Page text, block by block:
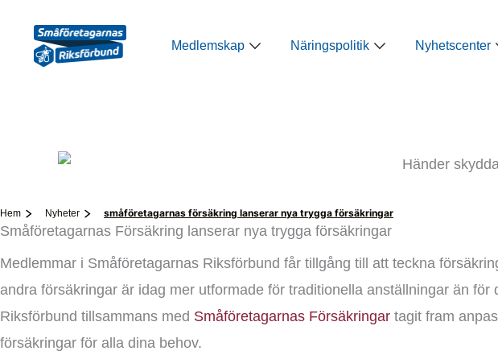
innehåll
Medlemskap Öppna Medlemskap
Näringspolitik Öppna Näringspolitik
Nyhetscenter
Hem Nyheter småföretagarnas försäkring lanserar nya trygga försäkringar
Småföretagarnas Försäkring lanserar nya trygga försäkringar
Medlemmar i Småföretagarnas Riksförbund får tillgång till att teckna
andra försäkringar är idag mer utformade för traditionella anställningar än
Riksförbund tillsammans med Småföretagarnas Försäkringar tagit fram
försäkringar för alla dina behov.